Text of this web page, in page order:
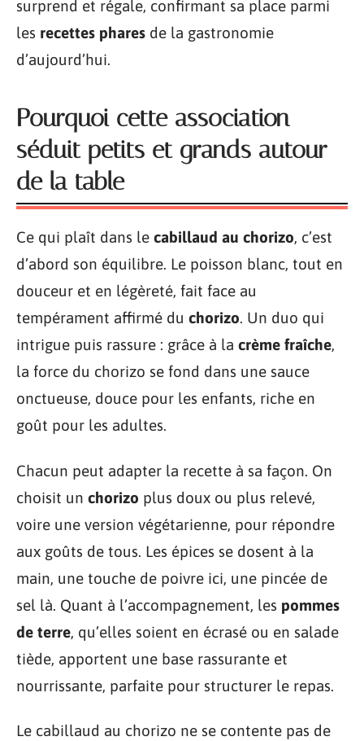
surprend et régale, confirmant sa place parmi
les recettes phares de la gastronomie
d’aujourd’hui.
Pourquoi cette association
séduit petits et grands autour
de la table
Ce qui plaît dans le cabillaud au chorizo, c’est
d’abord son équilibre. Le poisson blanc, tout en
douceur et en légèreté, fait face au
tempérament affirmé du chorizo. Un duo qui
intrigue puis rassure : grâce à la crème fraîche,
la force du chorizo se fond dans une sauce
onctueuse, douce pour les enfants, riche en
goût pour les adultes.
Chacun peut adapter la recette à sa façon. On
choisit un chorizo plus doux ou plus relevé,
voire une version végétarienne, pour répondre
aux goûts de tous. Les épices se dosent à la
main, une touche de poivre ici, une pincée de
sel là. Quant à l’accompagnement, les pommes
de terre, qu’elles soient en écrasé ou en salade
tiède, apportent une base rassurante et
nourrissante, parfaite pour structurer le repas.
Le cabillaud au chorizo ne se contente pas de